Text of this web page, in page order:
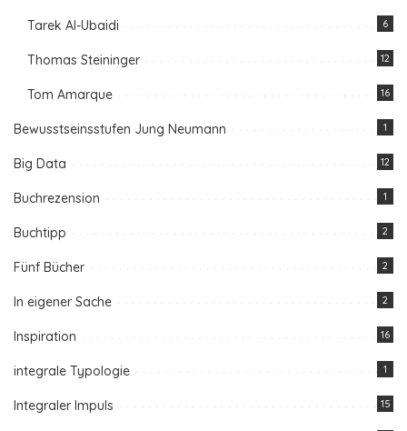
Tarek Al-Ubaidi 6
Thomas Steininger 12
Tom Amarque 16
Bewusstseinsstufen Jung Neumann 1
Big Data 12
Buchrezension 1
Buchtipp 2
Fünf Bücher 2
In eigener Sache 2
Inspiration 16
integrale Typologie 1
Integraler Impuls 15